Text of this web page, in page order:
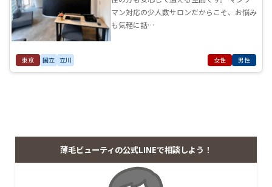
マン対応の少人数サロンだからこそ、お悩み
も気軽に話…
東京 国立 立川 女性 男性
薄毛ビューティの公式LINEで相談しよう！